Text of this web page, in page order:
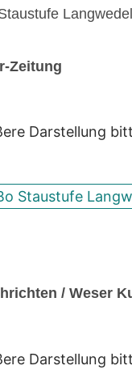
Zeitung
Darstellung
/ Weser
Darstellung